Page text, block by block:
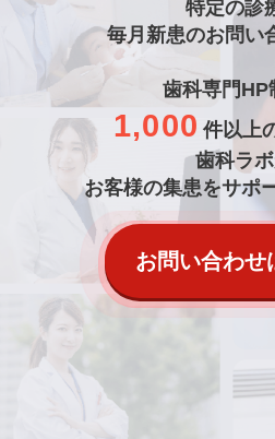
特定の診
毎月新患のお問い
歯科専門HP
1,000 件以上
歯科ラ
お客様の集患をサポ
お問い合わせ